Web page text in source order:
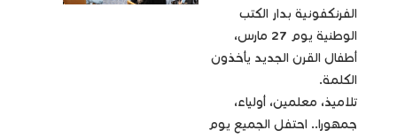
الفرنكفونية بدار الكتب
الوطنية يوم 27 مارس،
أطفال القرن الجديد يأخذون
الكلمة.
تلاميذ، معلمين، أولياء،
جمهورا.. احتفل الجميع يوم